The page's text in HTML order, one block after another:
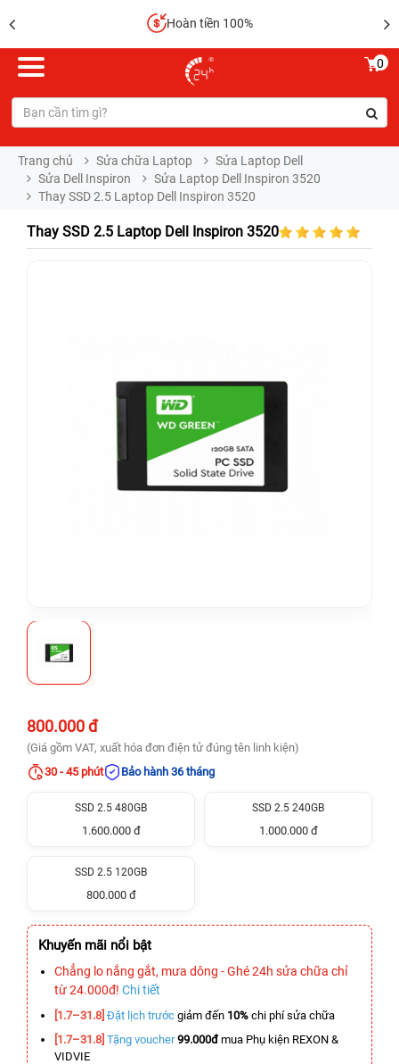
Hoàn tiền 100%
0
Trang chủ Sửa chữa Laptop
Sửa Laptop Dell
Sửa Dell Inspiron
Sửa Laptop Dell Inspiron 3520
Thay SSD 2.5 Laptop Dell Inspiron 3520
Thay SSD 2.5 Laptop Dell Inspiron 3520
800.000 đ
(Giá gồm VAT, xuất hóa đơn điện tử đúng tên linh kiện)
30 - 45 phút
Bảo hành 36 tháng
SSD 2.5 480GB
1.600.000 đ
SSD 2.5 240GB
1.000.000 đ
SSD 2.5 120GB
800.000 đ
Khuyến mãi nổi bật
Chẳng lo nắng gắt, mưa dông - Ghé 24h sửa chữa chỉ
từ 24.000đ! Chi tiết
[1.7–31.8] Đặt lịch trước giảm đến 10% chi phí sửa chữa
[1.7–31.8] Tặng voucher 99.000đmua Phụ kiện REXON &
VIDVIE